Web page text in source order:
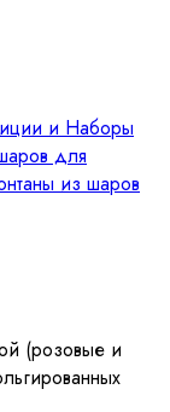
и Наборы
для
из шаров
(розовые и